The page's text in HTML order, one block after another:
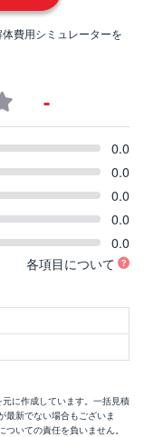
費用シミュレーターを
-
0.0
0.0
0.0
0.0
0.0
各項目について
に作成しています。一括見積
最新でない場合もございま
いての責任を負いません。